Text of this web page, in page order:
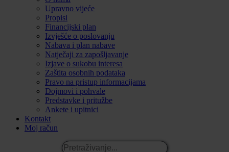
Upravno vijeće
Propisi
Financijski plan
Izvješće o poslovanju
Nabava i plan nabave
Natječaji za zapošljavanje
Izjave o sukobu interesa
Zaštita osobnih podataka
Pravo na pristup informacijama
Dojmovi i pohvale
Predstavke i pritužbe
Ankete i upitnici
Kontakt
Moj račun
Pretraživanje...